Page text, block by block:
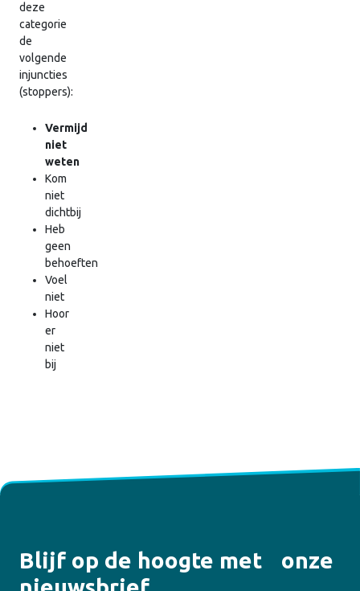
deze
categorie
de
volgende
injuncties
(stoppers):
Vermijd
niet
weten
Kom
niet
dichtbij
Heb
geen
behoeften
Voel
niet
Hoor
er
niet
bij
Blijf op de hoogte met onze